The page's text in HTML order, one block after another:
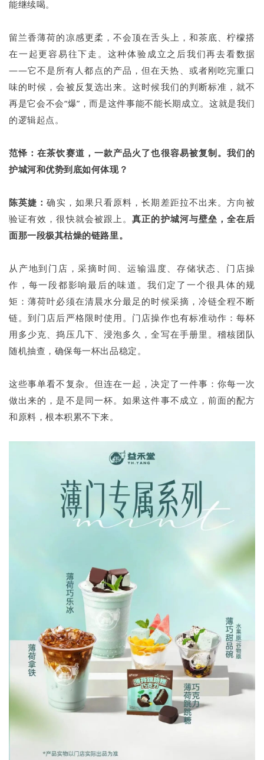
能继续喝。
留兰香薄荷的凉感更柔，不会顶在舌头上，和茶底、柠檬搭
在一起更容易往下走。这种体验成立之后我们再去看数据
——它不是所有人都点的产品，但在天热、或者刚吃完重口
味的时候，会被反复选出来。这时候我们的判断标准，就不
再是它会不会“爆”，而是这件事能不能长期成立。这就是我们
的逻辑起点。
范怿：在茶饮赛道，一款产品火了也很容易被复制。我们的
护城河和优势到底如何体现？
陈英婕：确实，如果只看原料，长期差距拉不出来。方向被
验证有效，很快就会被跟上。真正的护城河与壁垒，全在后
面那一段极其枯燥的链路里。
从产地到门店，采摘时间、运输温度、存储状态、门店操
作，每一段都影响最后的味道。我们定了一个很具体的规
矩：薄荷叶必须在清晨水分最足的时候采摘，冷链全程不断
链。到门店后严格限时使用。门店操作也有标准动作：每杯
用多少克、捣压几下、浸泡多久，全写在手册里。稽核团队
随机抽查，确保每一杯出品稳定。
这些事单看不复杂。但连在一起，决定了一件事：你每一次
做出来的，是不是同一杯。如果这件事不成立，前面的配方
和原料，根本积累不下来。